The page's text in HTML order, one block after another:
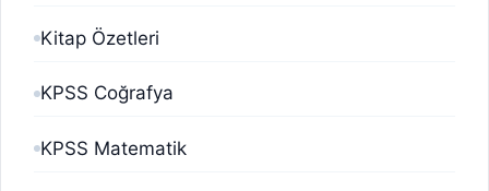
Kitap Özetleri
KPSS Coğrafya
KPSS Matematik